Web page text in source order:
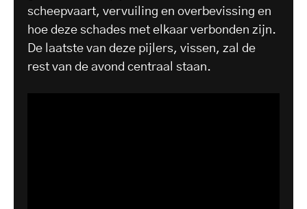
scheepvaart, vervuiling en overbevissing en
hoe deze schades met elkaar verbonden zijn.
De laatste van deze pijlers, vissen, zal de
rest van de avond centraal staan.